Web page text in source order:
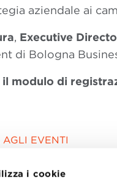
i cookie
aziendale ai
, Executive
di Bologna
modulo di
EVENTI